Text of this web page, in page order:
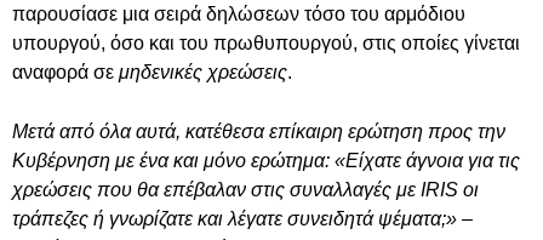
παρουσίασε μια σειρά δηλώσεων τόσο του αρμόδιου
υπουργού, όσο και του πρωθυπουργού, στις οποίες γίνεται
αναφορά σε μηδενικές χρεώσεις.
Μετά από όλα αυτά, κατέθεσα επίκαιρη ερώτηση προς την
Κυβέρνηση με ένα και μόνο ερώτημα: «Είχατε άγνοια για τις
χρεώσεις που θα επέβαλαν στις συναλλαγές με IRIS οι
τράπεζες ή γνωρίζατε και λέγατε συνειδητά ψέματα;» –